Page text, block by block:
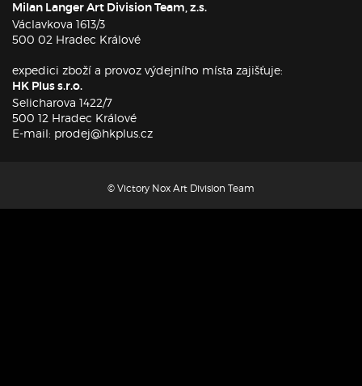
Milan Langer Art Division Team, z.s.
Václavkova 1613/3
500 02 Hradec Králové
expedici zboží a provoz výdejního místa zajišťuje:
HK Plus s.r.o.
Selicharova 1422/7
500 12 Hradec Králové
E-mail: prodej@hkplus.cz
© Victory Nox Art Division Team